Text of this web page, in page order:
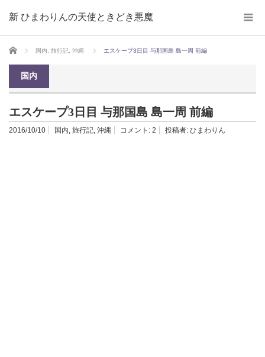
新 ひまわりんの天使ときどき悪魔
ホーム 国内 旅行記 沖縄 エスケープ3日目 与那国島 島一周 前編
国内
エスケープ3日目 与那国島 島一周 前編
2016/10/10 国内, 旅行記, 沖縄 コメント: 2 投稿者: ひまわりん